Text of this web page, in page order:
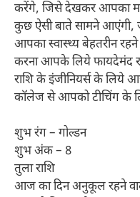
करेंगे, जिसे देखकर आपका मन
कुछ ऐसी बाते सामने आएंगी,
आपका स्वास्थ्य बेहतरीन
करना आपके लिये फायदेमंद
राशि के इंजीनियर्स के लिये
कॉलेज से आपको टीचिंग के
शुभ रंग – गोल्डन
शुभ अंक – 8
तुला राशि
आज का दिन अनुकूल रहने